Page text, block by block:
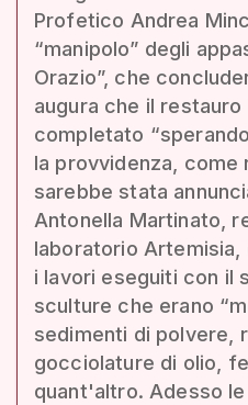
Profetico Andrea
“manipolo” degli
Orazio”, che
augura che il
completato
la provvidenza, come
sarebbe stata
Antonella Martinato,
laboratorio
i lavori eseguiti con il
sculture che erano
sedimenti di polvere,
gocciolature di olio,
quant'altro. Adesso